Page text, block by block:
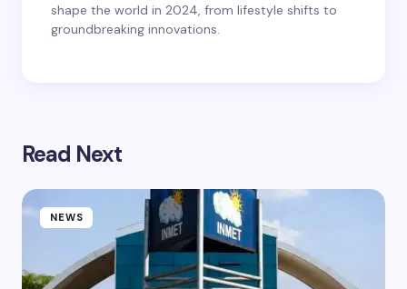
shape the world in 2024, from lifestyle shifts to
groundbreaking innovations.
Read Next
NEWS